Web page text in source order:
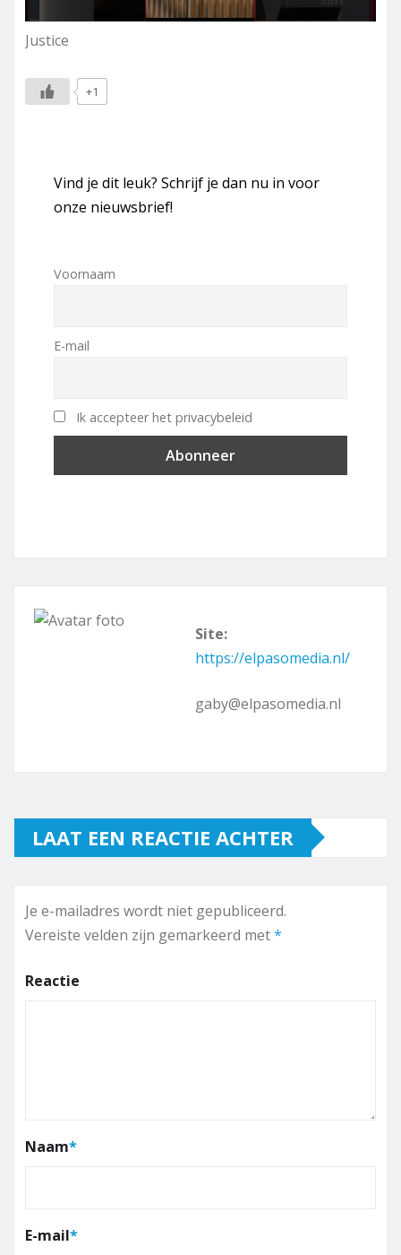
Justice
+1
Vind je dit leuk? Schrijf je dan nu in voor
onze nieuwsbrief!
Voornaam
E-mail
Ik accepteer het privacybeleid
Site:
https://elpasomedia.nl/
gaby@elpasomedia.nl
LAAT EEN REACTIE ACHTER
Je e-mailadres wordt niet gepubliceerd.
Vereiste velden zijn gemarkeerd met*
Reactie
Naam*
E-mail*